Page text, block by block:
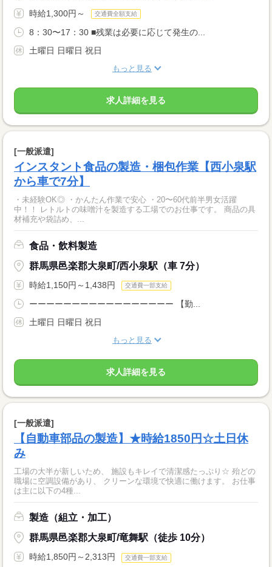
時給1,300円～ 交通費全額支給
8：30〜17：30 ■残業は必要に応じて発生の...
土曜日 日曜日 祝日
もっと見る
求人詳細を見る
[一般派遣]
インスタント食品の製造・梱包作業【西小泉駅
から車で7分】
・未経験OK◎ ・かんたん作業で安心 ・20〜60代前半男女活躍
中！！ レトルトの味噌汁を製造する工場でのお仕事です。 商品の具
材補充や袋詰め、...
食品・飲料製造
群馬県邑楽郡大泉町/西小泉駅（車 7分）
時給1,150円～1,438円 交通費一部支給
ーーーーーーーーーーーーーーーーー 【勤...
土曜日 日曜日 祝日
もっと見る
求人詳細を見る
[一般派遣]
【自動車部品の製造】★時給1850円☆土日休
み
工場の大半が新しいため、 施設もキレイで清潔感たっぷり☆ 殆どの
職場に空調設備があり、 クリーンな環境で快適に働けます。 お仕事
は主に以下の4種...
製造（組立・加工）
群馬県邑楽郡大泉町/竜舞駅（徒歩 10分）
時給1,850円～2,313円 交通費一部支給